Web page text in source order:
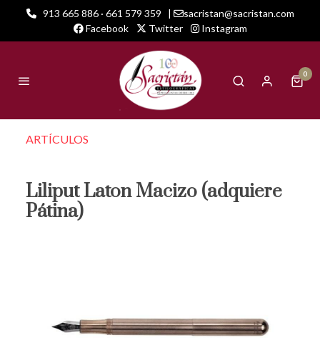
913 665 886 · 661 579 359 |
sacristan@sacristan.com
Facebook
Twitter Instagram
0
ARTÍCULOS
Liliput Laton Macizo (adquiere
Pátina)